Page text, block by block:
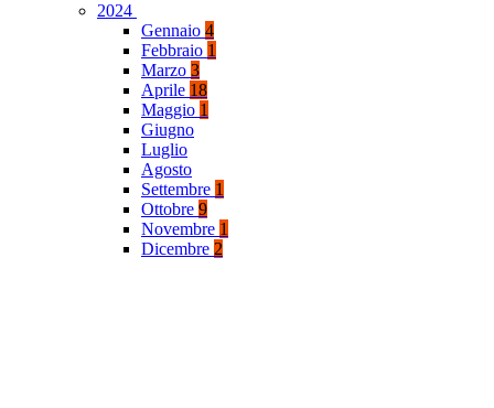
2024
Gennaio 4
Febbraio 1
Marzo 3
Aprile 18
Maggio 1
Giugno
Luglio
Agosto
Settembre 1
Ottobre 9
Novembre 1
Dicembre 2